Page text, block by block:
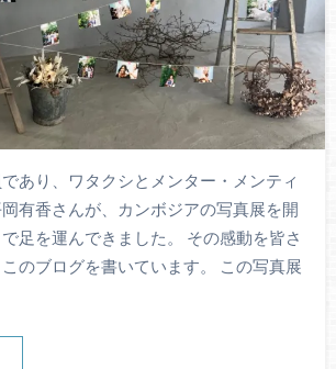
あり、ワタクシとメンター・メンティ
有香さんが、カンボジアの写真展を開
足を運んできました。 その感動を皆さ
のブログを書いています。 この写真展